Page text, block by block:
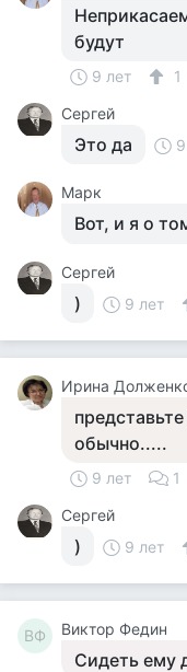
будут
9 лет
1
Сергей
Это да
Марк
Вот, и я о
Сергей
) 9 лет
Ирина
обычно.....
9 лет 1
Сергей
) 9 лет
ВФ Виктор Федин
Сидеть ему